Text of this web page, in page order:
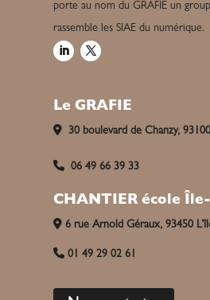
porte au nom du GRAFIE un
rassemble les SIAE du numérique.
Le GRAFIE
30 boulevard de Chanzy,
06 49 66 39 33
CHANTIER école
6 rue Arnold Géraux, 93450
01 49 29 02 61